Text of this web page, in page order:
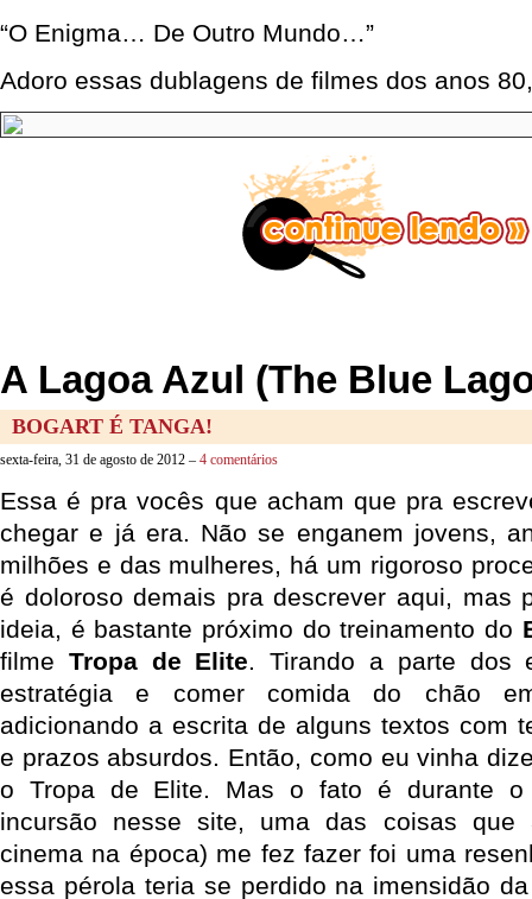
“O Enigma… De Outro Mundo…”
Adoro essas dublagens de filmes dos anos
A Lagoa Azul (The Blue
BOGART É TANGA!
sexta-feira, 31 de agosto de 2012 – 4 comentários
Essa é pra vocês que acham que pra
chegar e já era. Não se enganem jovens,
milhões e das mulheres, há um rigoroso
é doloroso demais pra descrever aqui, mas
ideia, é bastante próximo do treinamento do
filme Tropa de Elite. Tirando a parte dos
estratégia e comer comida do chão
adicionando a escrita de alguns textos com
e prazos absurdos. Então, como eu vinha
o Tropa de Elite. Mas o fato é durante o
incursão nesse site, uma das coisas
cinema na época) me fez fazer foi uma
essa pérola teria se perdido na imensidão